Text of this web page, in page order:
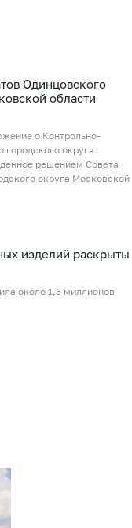
Одинцовского
области
о Контрольно-
городского округа
решением Совета
округа Московской
изделий раскрыты
около 1,3 миллионов